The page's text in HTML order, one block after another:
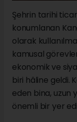
Şehrin tarihi
konumlanan
olarak
kamusal
ekonomik ve
biri hâline geldi.
eden bina, uzun
önemli bir yer